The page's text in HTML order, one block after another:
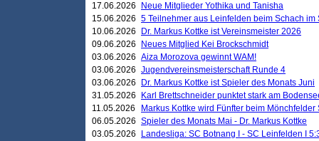
17.06.2026
Neue Mitglieder Yothika und Tanisha
15.06.2026 5 Teilnehmer aus Leinfelden beim Schach
10.06.2026
Dr. Markus Kottke ist Vereinsmeister 2026
09.06.2026
Neues Mitglied Kei Brockschmidt
03.06.2026 Aiza Morozova gewinnt WAM!
03.06.2026 Jugendvereinsmeisterschaft Runde 4
03.06.2026
Dr. Markus Kottke ist Spieler des Monats Juni
31.05.2026
Karl Brettschneider punktet stark am
11.05.2026
Markus Kottke wird Fünfter beim
06.05.2026 Spieler des Monats Mai - Dr. Markus Kottke
03.05.2026
Landesliga: SC Botnang I - SC Leinfelden I